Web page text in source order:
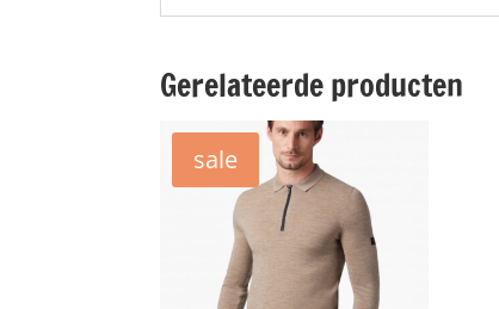
Gerelateerde producten
sale